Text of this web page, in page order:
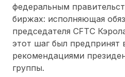
федеральным
биржах: исполняющая
председателя CFTC
этот шаг был предпринят
рекомендациями
группы.